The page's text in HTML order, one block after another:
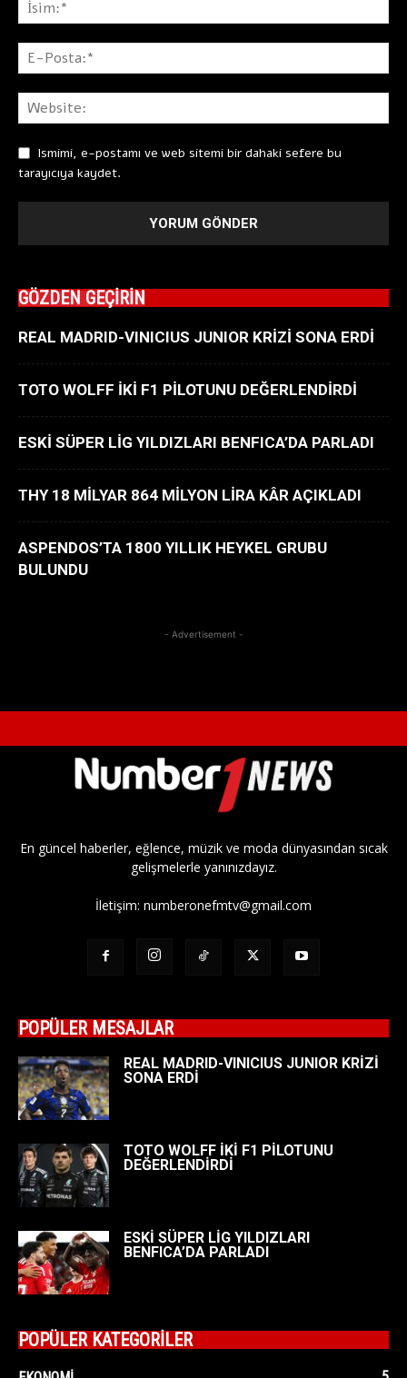
Ismimi, e-postamı ve web sitemi bir dahaki sefere bu
tarayıcıya kaydet.
GÖZDEN GEÇİRİN
REAL MADRID-VINICIUS JUNIOR KRİZİ SONA ERDİ
TOTO WOLFF İKİ F1 PİLOTUNU DEĞERLENDİRDİ
ESKİ SÜPER LİG YILDIZLARI BENFICA’DA PARLADI
THY 18 MİLYAR 864 MİLYON LİRA KÂR AÇIKLADI
ASPENDOS’TA 1800 YILLIK HEYKEL GRUBU
BULUNDU
- Advertisement -
En güncel haberler, eğlence, müzik ve moda dünyasından sıcak
gelişmelerle yanınızdayız.
İletişim: numberonefmtv@gmail.com
POPÜLER MESAJLAR
REAL MADRID-VINICIUS JUNIOR KRİZİ
SONA ERDİ
TOTO WOLFF İKİ F1 PİLOTUNU
DEĞERLENDİRDİ
ESKİ SÜPER LİG YILDIZLARI
BENFICA’DA PARLADI
POPÜLER KATEGORİLER